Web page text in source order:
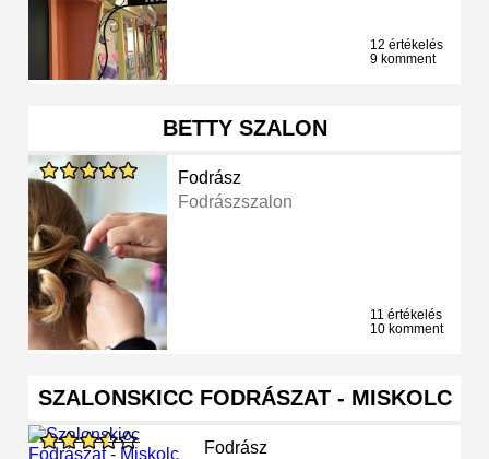
12 értékelés
9 komment
BETTY SZALON
Fodrász
Fodrászszalon
11 értékelés
10 komment
SZALONSKICC FODRÁSZAT - MISKOLC
Fodrász